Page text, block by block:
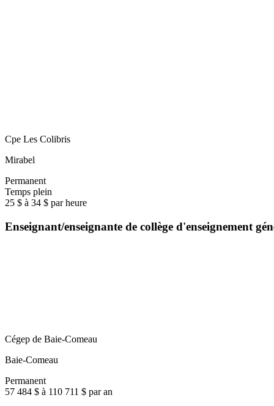
Cpe Les Colibris
Mirabel
Permanent
Temps plein
25 $ à 34 $ par heure
Enseignant/enseignante de collège d'enseignement
Cégep de Baie-Comeau
Baie-Comeau
Permanent
57 484 $ à 110 711 $ par an